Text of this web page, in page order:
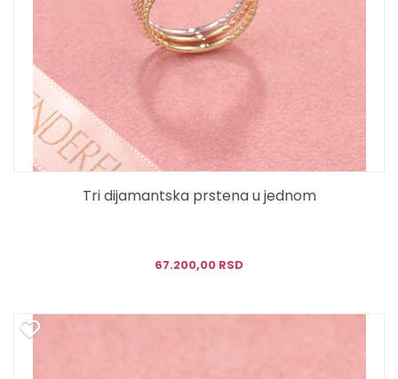
Tri dijamantska prstena u jednom
67.200,00 RSD